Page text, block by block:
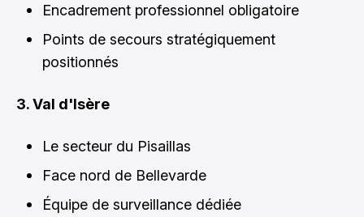
Encadrement professionnel obligatoire
Points de secours stratégiquement
positionnés
3. Val d'Isère
Le secteur du Pisaillas
Face nord de Bellevarde
Équipe de surveillance dédiée